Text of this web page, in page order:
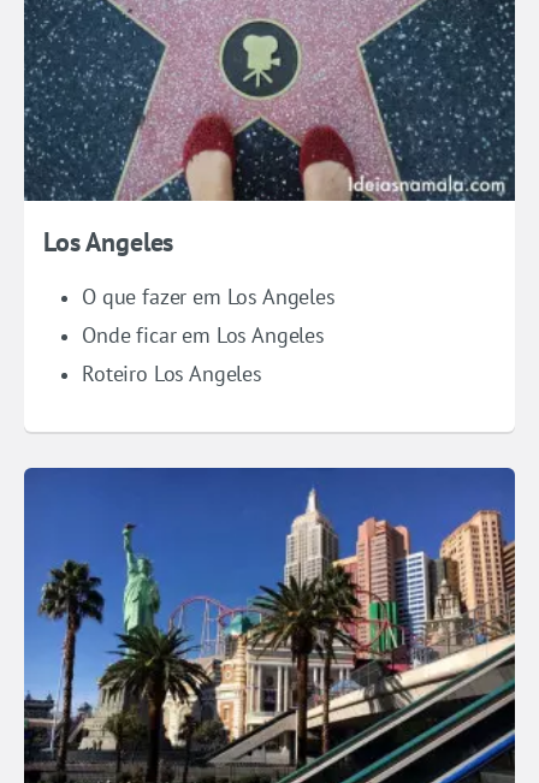
Los Angeles
O que fazer em Los Angeles
Onde ficar em Los Angeles
Roteiro Los Angeles